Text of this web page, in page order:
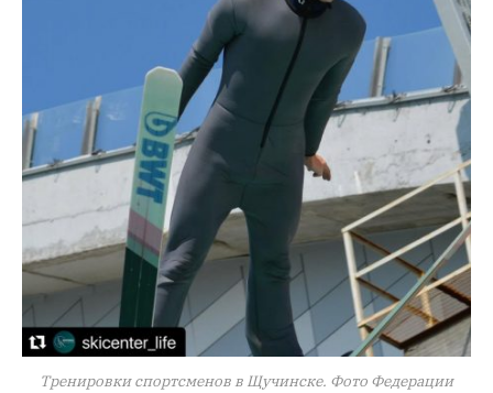
Тренировки спортсменов в Щучинске. Фото Федерации